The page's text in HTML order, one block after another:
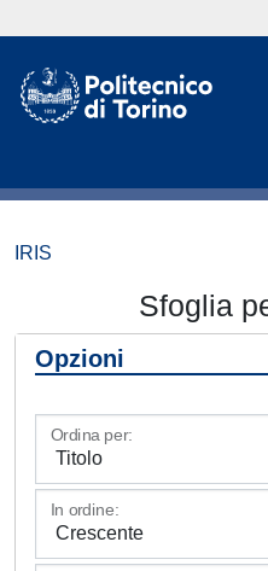
IRIS
Sfoglia
Opzioni
Ordina per:
In ordine: